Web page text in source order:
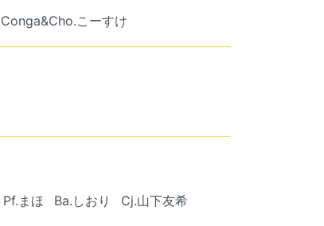
Conga&Cho.こーすけ
Pf.まほ Ba.しおり
Cj.山下友希